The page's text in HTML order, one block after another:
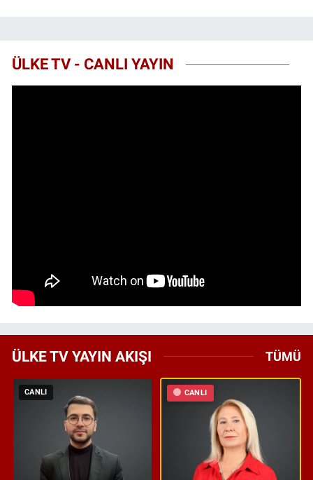
ÜLKE TV - CANLI YAYIN
ÜLKE TV YAYIN AKIŞI TÜMÜ
CANLI CANLI